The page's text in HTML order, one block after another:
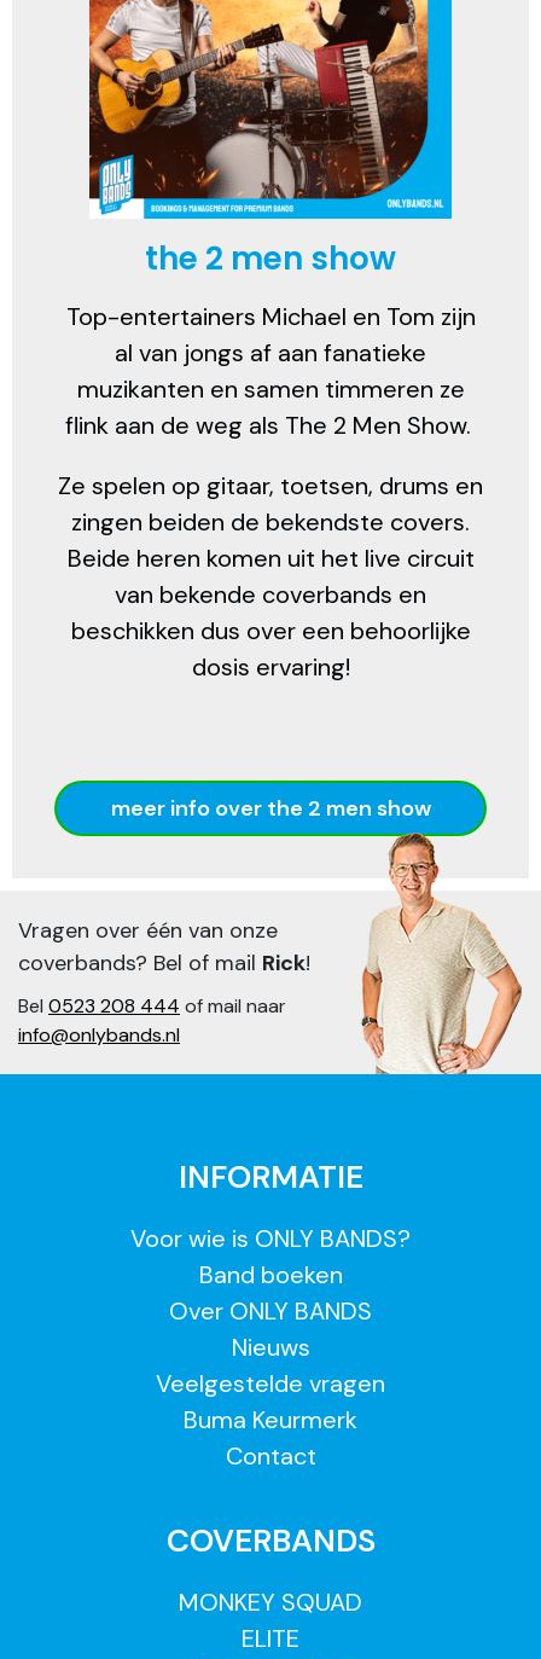
the 2 men show
Top-entertainers Michael en Tom zijn
al van jongs af aan fanatieke
muzikanten en samen timmeren ze
flink aan de weg als The 2 Men Show.
Ze spelen op gitaar, toetsen, drums en
zingen beiden de bekendste covers.
Beide heren komen uit het live circuit
van bekende coverbands en
beschikken dus over een behoorlijke
dosis ervaring!
meer info over the 2 men show
Vragen over één van onze
coverbands? Bel of mail Rick!
Bel 0523 208 444 of mail naar
info@onlybands.nl
INFORMATIE
Voor wie is ONLY BANDS?
Band boeken
Over ONLY BANDS
Nieuws
Veelgestelde vragen
Buma Keurmerk
Contact
COVERBANDS
MONKEY SQUAD
ELITE